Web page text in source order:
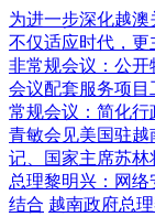
为进一步深化越澳
不仅适应时代，更
非常规会议：公开
会议配套服务项目
常规会议：简化
青敏会见美国驻越
记、国家主席苏林
总理黎明兴：网络
结合 越南政府总